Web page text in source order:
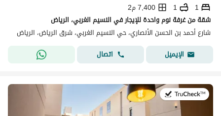
1
1
7,400 م2
شقة من غرفة نوم واحدة للإيجار في النسيم الغربي، الرياض
شارع أحمد بن الحسن الأنصاري، حي النسيم الغربي، شرق الرياض، الرياض
الإيميل
اتصال
في:21 يوليو 2026